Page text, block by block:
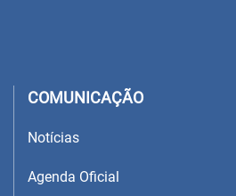
COMUNICAÇÃO
Notícias
Agenda Oficial